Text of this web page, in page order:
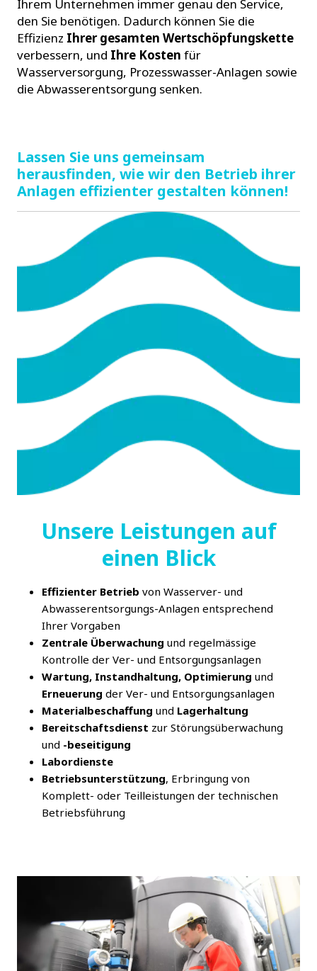
Ihrem Unternehmen immer genau den Service,
den Sie benötigen. Dadurch können Sie die
Effizienz Ihrer gesamten Wertschöpfungskette
verbessern, und Ihre Kosten für
Wasserversorgung, Prozesswasser-Anlagen sowie
die Abwasserentsorgung senken.
Lassen Sie uns gemeinsam
herausfinden, wie wir den Betrieb ihrer
Anlagen effizienter gestalten können!
Unsere Leistungen auf
einen Blick
Effizienter Betrieb von Wasserver- und
Abwasserentsorgungs-Anlagen entsprechend
Ihrer Vorgaben
Zentrale Überwachung und regelmässige
Kontrolle der Ver- und Entsorgungsanlagen
Wartung, Instandhaltung, Optimierung und
Erneuerung der Ver- und Entsorgungsanlagen
Materialbeschaffung und Lagerhaltung
Bereitschaftsdienst zur Störungsüberwachung
und -beseitigung
Labordienste
Betriebsunterstützung, Erbringung von
Komplett- oder Teilleistungen der technischen
Betriebsführung